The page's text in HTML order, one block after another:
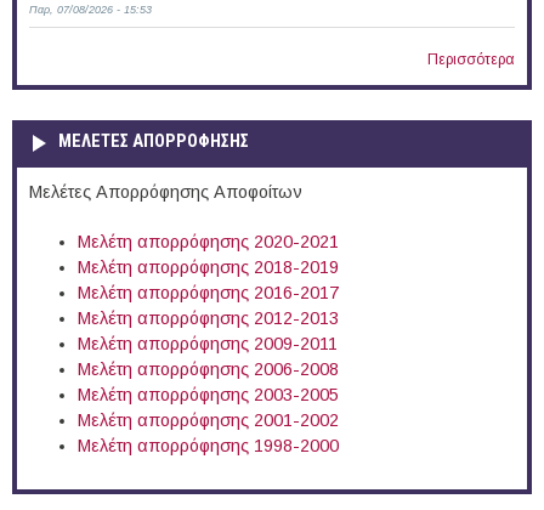
Παρ, 07/08/2026 - 15:53
Περισσότερα
ΜΕΛΕΤΕΣ ΑΠΟΡΡΟΦΗΣΗΣ
Μελέτες Απορρόφησης Αποφοίτων
Μελέτη απορρόφησης 2020-2021
Μελέτη απορρόφησης 2018-2019
Μελέτη απορρόφησης 2016-2017
Μελέτη απορρόφησης 2012-2013
Μελέτη απορρόφησης 2009-2011
Μελέτη απορρόφησης 2006-2008
Μελέτη απορρόφησης 2003-2005
Μελέτη απορρόφησης 2001-2002
Μελέτη απορρόφησης 1998-2000